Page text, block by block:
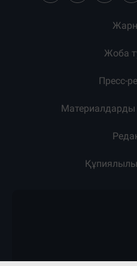
Жоба
Пресс-
Материалдарды